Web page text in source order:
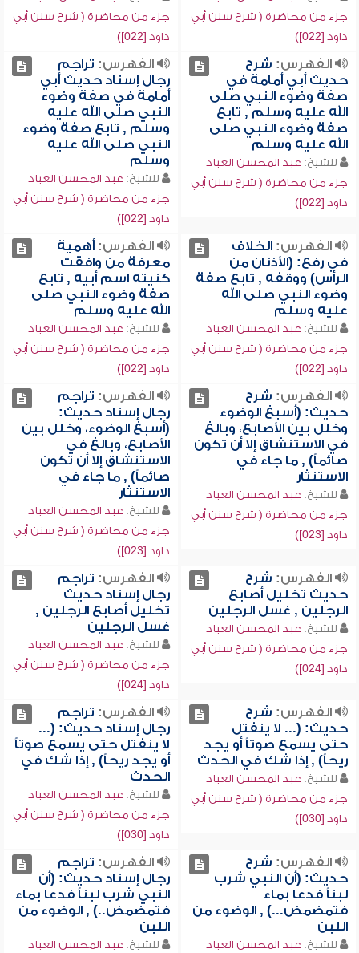
جزء من محاضرة ( شرح سنن أبي
داود [022])
جزء من محاضرة ( شرح سنن أبي
داود [022])
الفهرس: شرح
حديث أبي أمامة في
صفة وضوء النبي صلى
الله عليه وسلم , تابع
صفة وضوء النبي صلى
الله عليه وسلم
للشيخ: عبد المحسن العباد
جزء من محاضرة ( شرح سنن أبي
داود [022])
الفهرس: تراجم
رجال إسناد حديث أبي
أمامة في صفة وضوء
النبي صلى الله عليه
وسلم , تابع صفة وضوء
النبي صلى الله عليه
وسلم
للشيخ: عبد المحسن العباد
جزء من محاضرة ( شرح سنن أبي
داود [022])
الفهرس:الخلاف
في رفع: (الأذنان من
الرأس) ووقفه , تابع صفة
وضوء النبي صلى الله
عليه وسلم
للشيخ: عبد المحسن العباد
جزء من محاضرة ( شرح سنن أبي
داود [022])
الفهرس:أهمية
معرفة من وافقت
كنيته اسم أبيه , تابع
صفة وضوء النبي صلى
الله عليه وسلم
للشيخ: عبد المحسن العباد
جزء من محاضرة ( شرح سنن أبي
داود [022])
الفهرس: شرح
حديث: (أسبغ الوضوء
وخلل بين الأصابع، وبالغ
في الاستنشاق إلا أن تكون
صائماً) , ما جاء في
الاستنثار
للشيخ: عبد المحسن العباد
جزء من محاضرة ( شرح سنن أبي
داود [023])
الفهرس: تراجم
رجال إسناد حديث:
(أسبغ الوضوء، وخلل بين
الأصابع، وبالغ في
الاستنشاق إلا أن تكون
صائماً) , ما جاء في
الاستنثار
للشيخ: عبد المحسن العباد
جزء من محاضرة ( شرح سنن أبي
داود [023])
الفهرس: شرح
حديث تخليل أصابع
الرجلين , غسل الرجلين
للشيخ: عبد المحسن العباد
جزء من محاضرة ( شرح سنن أبي
داود [024])
الفهرس: تراجم
رجال إسناد حديث
تخليل أصابع الرجلين ,
غسل الرجلين
للشيخ: عبد المحسن العباد
جزء من محاضرة ( شرح سنن أبي
داود [024])
الفهرس: شرح
حديث: (... لا ينفتل
حتى يسمع صوتاً أو يجد
ريحاً) , إذا شك في الحدث
للشيخ: عبد المحسن العباد
جزء من محاضرة ( شرح سنن أبي
داود [030])
الفهرس: تراجم
رجال إسناد حديث: (...
لا ينفتل حتى يسمع صوتاً
أو يجد ريحاً) , إذا شك في
الحدث
للشيخ: عبد المحسن العباد
جزء من محاضرة ( شرح سنن أبي
داود [030])
الفهرس: شرح
حديث: (أن النبي شرب
لبناً فدعا بماء
فتمضمض...) , الوضوء من
اللبن
للشيخ: عبد المحسن العباد
الفهرس: تراجم
رجال إسناد حديث: (أن
النبي شرب لبناً فدعا بماء
فتمضمض..) , الوضوء من
اللبن
للشيخ: عبد المحسن العباد